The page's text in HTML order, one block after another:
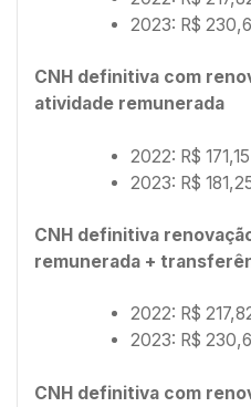
2023: R$
CNH definitiva com
atividade remunerada
2022: R$ 171,15
2023: R$
CNH definitiva
remunerada +
2022: R$
2023: R$
CNH definitiva com